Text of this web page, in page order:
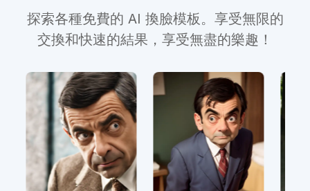
探索各種免費的 AI 換臉模板。享受無限的
交換和快速的結果，享受無盡的樂趣！